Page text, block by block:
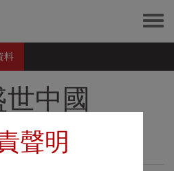
料
中國
聲明